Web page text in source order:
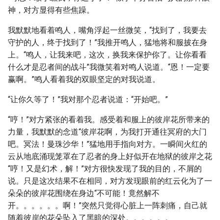
神，对方显得有些焦躁。
我默默地看着鸣人，嘴角浮起一丝微笑，“找到了，我要去
守护的人，终于找到了！”我推开鸣人，猛地将和服披在身
上。“鸣人，让我来吧，这次，换我来保护你了。让你看看
什么才是忍者间的战斗”我微笑着对鸣人说道。“恩！一定要
赢啊。”鸣人看着我的双眼坚定的对我说道。
“让你久等了！”我对那个忍者说道：“开始吧。”
“哼！”对方紧张的看着我。感受着和服上的彼岸花所带来的
力量，我默默的念道“彼岸花啊，为我打开通往冥府的大门
吧。冥法！曼珠沙华！”猛地用手指向对方。一瞬间火红的
云从地底涌现笼罩在了忍者的身上好似开在地狱的彼岸之花
“哼！又是幻术，解！”对方很快发现了我的目的，不屑的
说。只是这次结果不在相同，对方发现眼前的红云化为了一
朵朵的彼岸花围绕在身边“不可能！竟然解不
开。。。。。。啊！”突然只觉得心脏上一阵刺痛，自己就
随着彼岸的花朵坠入了黑暗的深处。。。。。。